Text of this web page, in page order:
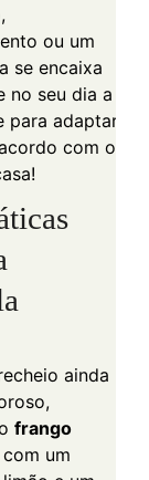
ou um
se encaixa
no seu dia a
para adaptar
com o
ainda
frango
com um